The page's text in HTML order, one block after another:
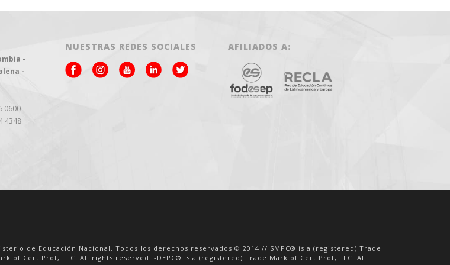
-
-
0600
4348
NUESTRAS REDES SOCIALES AFILIADOS A:
de Educación Nacional. Todos los derechos reservados © 2014 // SMPC® is a (registered) Trade
of CertiProf, LLC. All rights reserved. -DEPC® is a (registered) Trade Mark of CertiProf, LLC. All